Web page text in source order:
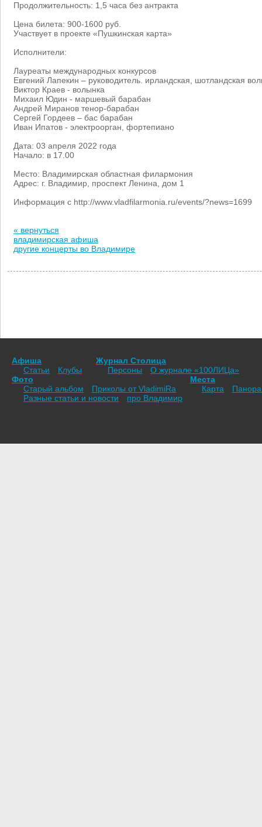
Продолжительность: 1,5 часа без антракта
Цена билета: 900-1600 руб.
Участвует в проекте «Пушкинская карта»
Исполнители:
Лауреаты международных конкурсов
Евгений Лапекин – руководитель. ирландская, шотландская
Виктор Краев - волынка
Михаил Юдин - маршевый барабан
Андрей Миранов тенор-барабан
Сергей Гордеев – бас барабан
Иван Ипатов - электроорган, фортепиано
Дата: 03 апреля 2022 года
Начало: в 17.00
Место: Владимирская областная филармония
Адрес: г. Владимир, проспект Ленина, дом 1
Информация с http://www.vladfilarmonia.ru/events/?news=1699
« вернуться
владимирская афиша
другие концерты во Владимире
Афиша
Статьи
Клубы
Журнал Столица
Персоны
О журнале «100ЛИЦа»
Фото
Старый альбом
Приколы от VladimiRа
Места
Карта
Разные статьи и новости
про Владимир